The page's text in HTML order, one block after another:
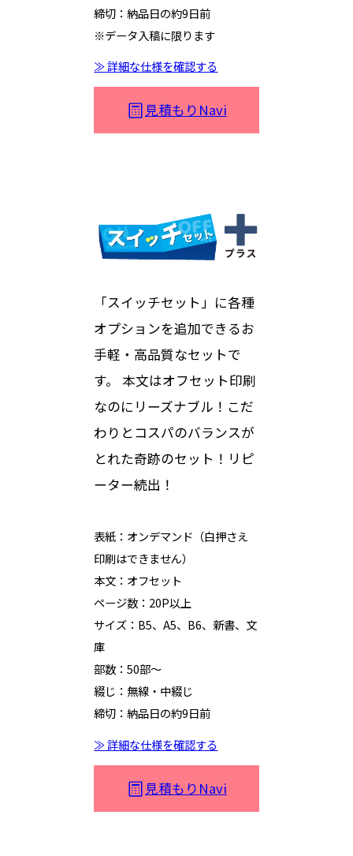
締切：納品日の約9日前
※データ入稿に限ります
≫ 詳細な仕様を確認する
見積もりNavi
「スイッチセット」に各種
オプションを追加できるお
手軽・高品質なセットで
す。 本文はオフセット印刷
なのにリーズナブル！こだ
わりとコスパのバランスが
とれた奇跡のセット！リピ
ーター続出！
表紙：オンデマンド（白押さえ
印刷はできません）
本文：オフセット
ページ数：20P以上
サイズ：B5、A5、B6、新書、文
庫
部数：50部～
綴じ：無線・中綴じ
締切：納品日の約9日前
≫ 詳細な仕様を確認する
見積もりNavi